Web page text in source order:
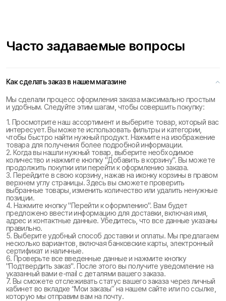
Часто задаваемые вопросы
Как сделать заказ в нашем магазине
Мы сделали процесс оформления заказа максимально простым
и удобным. Следуйте этим шагам, чтобы совершить покупку:
1. Просмотрите наш ассортимент и выберите товар, который вас
интересует. Вы можете использовать фильтры и категории,
чтобы быстро найти нужный продукт. Нажмите на изображение
товара для получения более подробной информации.
2. Когда вы нашли нужный товар, выберите необходимое
количество и нажмите кнопку "Добавить в корзину". Вы можете
продолжить покупки или перейти к оформлению заказа.
3. Перейдите в свою корзину, нажав на иконку корзины в правом
верхнем углу страницы. Здесь вы сможете проверить
выбранные товары, изменить количество или удалить ненужные
позиции.
4. Нажмите кнопку "Перейти к оформлению". Вам будет
предложено ввести информацию для доставки, включая имя,
адрес и контактные данные. Убедитесь, что все данные указаны
правильно.
5. Выберите удобный способ доставки и оплаты. Мы предлагаем
несколько вариантов, включая банковские карты, электронный
сертификат и наличные.
6. Проверьте все введенные данные и нажмите кнопку
"Подтвердить заказ". После этого вы получите уведомление на
указанный вами e-mail с деталями вашего заказа.
7. Вы сможете отслеживать статус вашего заказа через личный
кабинет во вкладке “Мои заказы” на нашем сайте или по ссылке,
которую мы отправим вам на почту.